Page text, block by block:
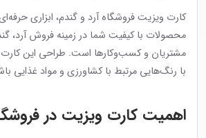
کارت ویزیت فروشگاه آرد و گندم، ابزاری
محصولات با کیفیت شما در زمینه فروش آرد،
مشتریان و کسب‌وکارها است. طراحی این کارت
با رنگ‌هایی مرتبط با کشاورزی و مواد غذایی
اهمیت کارت ویزیت در